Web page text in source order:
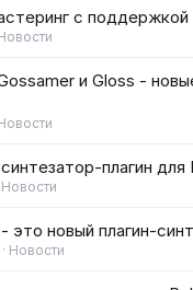
с поддержкой
и Gloss -
плагин
Новости
это новый плагин-
Новости